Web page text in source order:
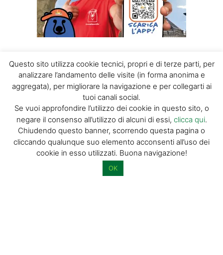
NATURA
dell’Ecomuseo della
Montagna Pistoiese
NATURART - 28 DICEMBRE 2016
Sei itinerari, distinti per colori, per conoscere le bellezze
della Montagna Pistoiese ITINERARIO DEL GHIACCIO -
Azzurro Si estende da Le Piastre a Pracchia, lungo la...
Eventi
AGOSTO, 2026
25 29
OTT
SETTEMBRE QUARRATINO 2026
Questo sito utilizza cookie tecnici, propri e di terze parti, per
analizzare l’andamento delle visite (in forma anonima e
aggregata), per migliorare la navigazione e per collegarti ai
tuoi canali social.
Se vuoi approfondire l’utilizzo dei cookie in questo sito, o
negare il consenso all’utilizzo di alcuni di essi, clicca qui.
Chiudendo questo banner, scorrendo questa pagina o
cliccando qualunque suo elemento acconsenti all’uso dei
cookie in esso utilizzati. Buona navigazione!
OK